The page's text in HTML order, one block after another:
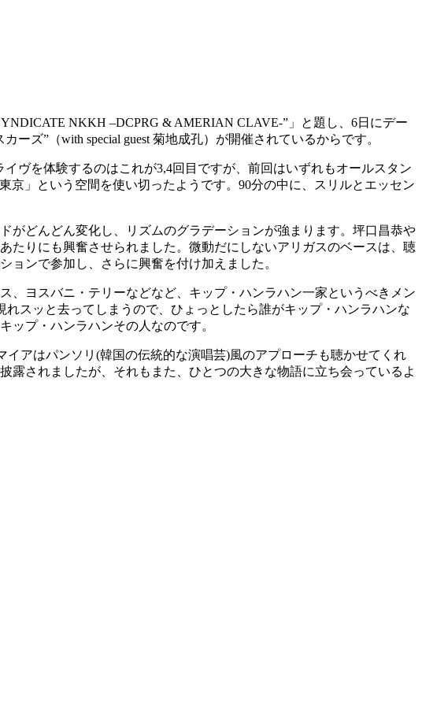
NKKH –DCPRG & AMERIAN CLAVE-”」と題し、6日にデー
ズ”（with special guest 菊地成孔）が開催されているからです。
ヴを体験するのはこれが3,4回目ですが、前回はいずれもオールスタン
」という空間を使い切ったようです。90分の中に、スリルとエッセン
がどんどん変化し、リズムのグラデーションが強まります。坪口昌恭や
たりにも興奮させられました。微動だにしないアリガスのベースは、聴
ョンで参加し、さらに興奮を付け加えました。
、ヨスバニ・テリーなどなど、キップ・ハンラハン一家というべきメン
スッと去ってしまうので、ひょっとしたら誰がキップ・ハンラハンな
ップ・ハンラハンその人なのです。
アはパンソリ(韓国の伝統的な演唱芸)風のアプローチも聴かせてくれ
露されましたが、それもまた、ひとつの大きな物語に立ち会っているよ